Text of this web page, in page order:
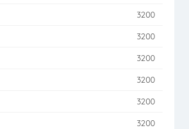
3200
3200
3200
3200
3200
3200